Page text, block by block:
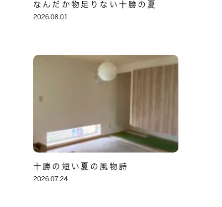
なんだか物足りない十勝の夏
2026.08.01
十勝の短い夏の風物詩
2026.07.24